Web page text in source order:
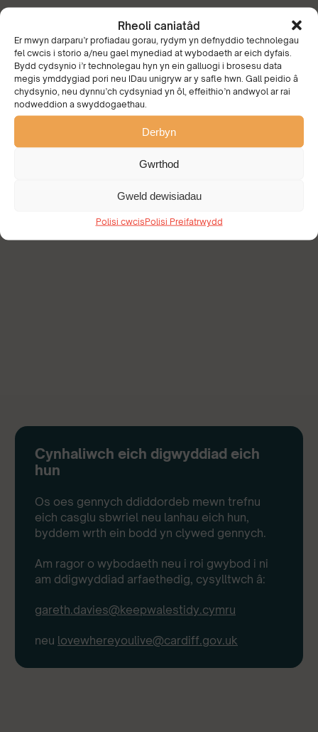
Rheoli caniatâd
Er mwyn darparu’r profiadau gorau, rydym yn defnyddio technolegau
fel cwcis i storio a/neu gael mynediad at wybodaeth ar eich dyfais.
Bydd cydsynio i’r technolegau hyn yn ein galluogi i brosesu data
megis ymddygiad pori neu IDau unigryw ar y safle hwn. Gall peidio â
chydsynio, neu dynnu’ch cydsyniad yn ôl, effeithio’n andwyol ar rai
nodweddion a swyddogaethau.
Derbyn
Gwrthod
Gweld dewisiadau
Polisi cwcisPolisi Preifatrwydd
Cynhaliwch eich digwyddiad eich
hun
Os oes gennych ddiddordeb mewn trefnu
eich casglu sbwriel neu lanhau eich hun,
byddem wrth ein bodd yn clywed gennych.
Am ragor o wybodaeth neu i roi gwybod i ni
am ddigwyddiad arfaethedig, cysylltwch â:
gareth.davies@keepwalestidy.cymru
neu lovewhereyoulive@cardiff.gov.uk